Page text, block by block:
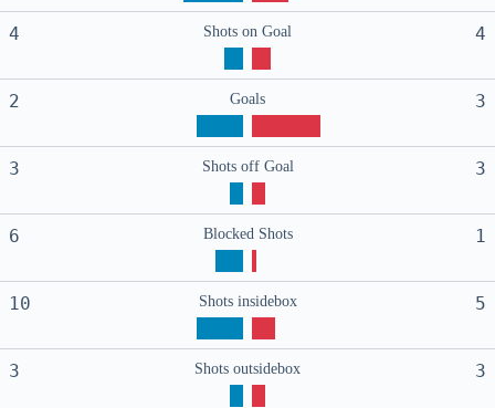
4 Shots on Goal 4
2 Goals 3
3 Shots off Goal 3
6 Blocked Shots 1
10 Shots insidebox 5
3 Shots outsidebox 3